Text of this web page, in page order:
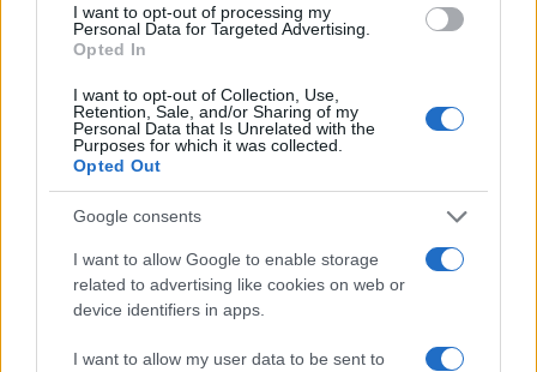
I want to opt-out of processing my
Personal Data for Targeted Advertising.
Opted In
I want to opt-out of Collection, Use,
Retention, Sale, and/or Sharing of my
Personal Data that Is Unrelated with the
Purposes for which it was collected.
Opted Out
Google consents
I want to allow Google to enable storage
related to advertising like cookies on web or
device identifiers in apps.
I want to allow my user data to be sent to
Brentolie daalt naar 88.9 dollar: grondstoffen onder druk
Sanne De Vries · 6 aug 2026
NEWS